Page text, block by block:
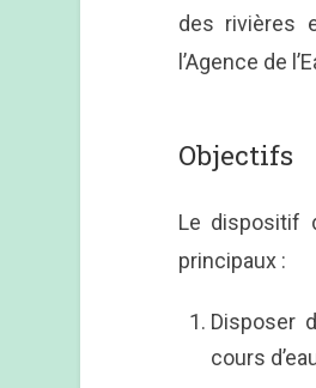
des rivières
l’Agence de
Objectifs
Le dispositif
principaux :
Disposer
cours